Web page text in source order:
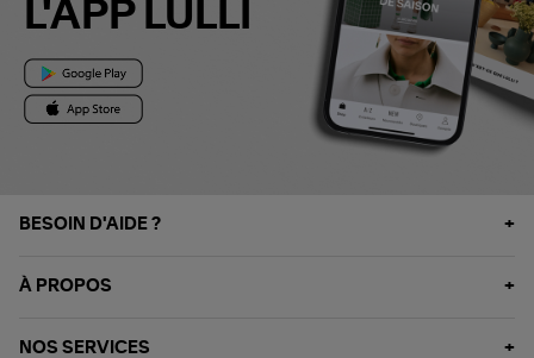
L'APP LULLI
BESOIN D'AIDE ?
À PROPOS
NOS SERVICES